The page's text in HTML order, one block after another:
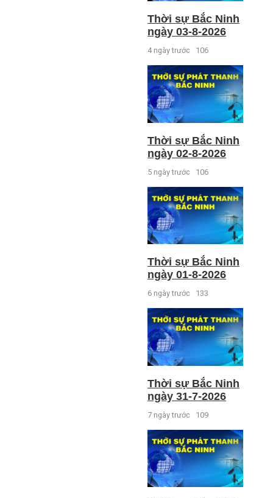
Thời sự Bắc Ninh
ngày 03-8-2026
4 ngày trước 106
Thời sự Bắc Ninh
ngày 02-8-2026
5 ngày trước 106
Thời sự Bắc Ninh
ngày 01-8-2026
6 ngày trước 133
Thời sự Bắc Ninh
ngày 31-7-2026
7 ngày trước 109